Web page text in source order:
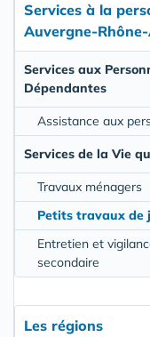
Services à la
Auvergne-
Services aux
Dépendantes
Assistance aux
Services de la Vie
Travaux ménagers
Petits travaux de
Entretien et
secondaire
Les régions